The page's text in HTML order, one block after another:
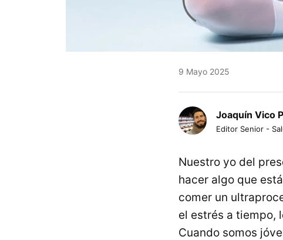
9 Mayo 2025
Joaquín Vico
Editor Senior -
Nuestro yo del
hacer algo que
comer un
el estrés a tiempo,
Cuando somos